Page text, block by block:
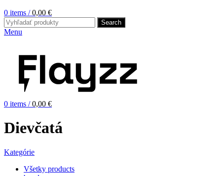
0 items / 0,00 €
Search
Menu
0 items / 0,00 €
Dievčatá
Kategórie
Všetky products